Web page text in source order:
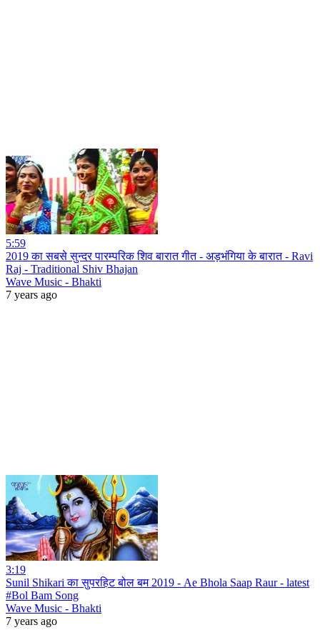
5:59
2019 का सबसे सुन्दर पारम्परिक शिव बारात गीत - अड़भंगिया के बारात - Ravi
Raj - Traditional Shiv Bhajan
Wave Music - Bhakti
7 years ago
3:19
Sunil Shikari का सुपरहिट बोल बम 2019 - Ae Bhola Saap Raur - latest
#Bol Bam Song
Wave Music - Bhakti
7 years ago